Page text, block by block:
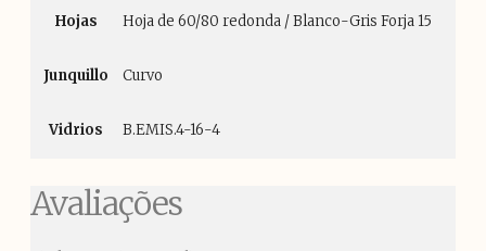
Hojas Hoja de 60/80 redonda / Blanco-Gris Forja 15
Junquillo Curvo
Vidrios B.EMIS.4-16-4
Avaliações